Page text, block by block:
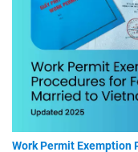
Work Permit Exemption